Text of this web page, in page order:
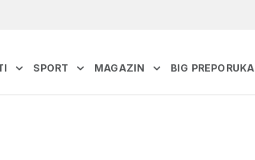
SPORT MAGAZIN BIG PREPORUKA